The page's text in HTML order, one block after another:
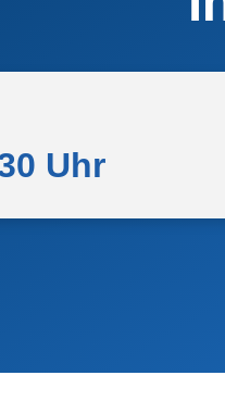
Uhr